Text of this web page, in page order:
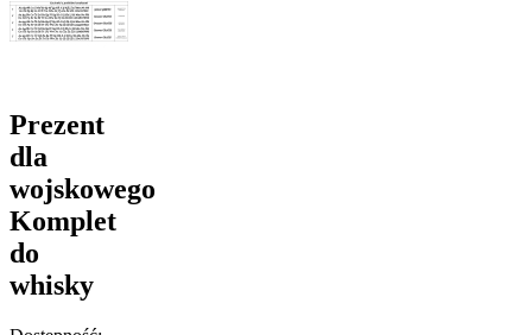
Prezent
dla
wojskowego
Komplet
do
whisky